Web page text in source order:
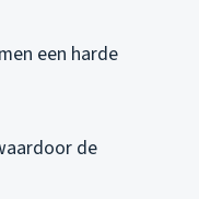
een harde
de